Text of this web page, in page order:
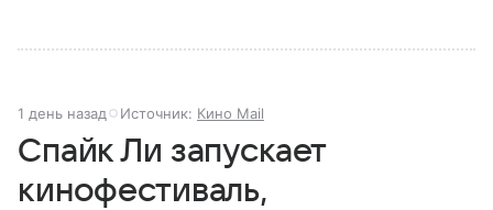
1 день назад Источник: Кино Mail
Спайк Ли запускает
кинофестиваль,